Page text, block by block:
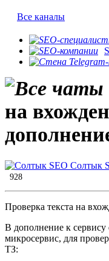
Все каналы
на
Солтык
928
Проверка текста на
В дополнение к сервису
микросервис, для
ТЗ: